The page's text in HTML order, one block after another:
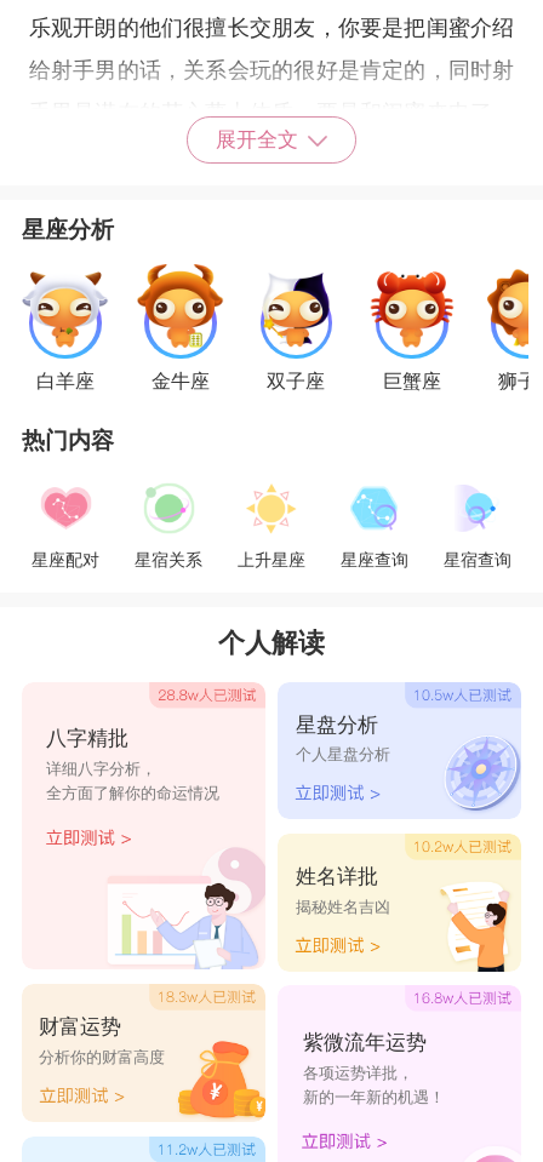
乐观开朗的他们很擅长交朋友，你要是把闺蜜介绍
给射手男的话，关系会玩的很好是肯定的，同时射
手男是潜在的花心萝卜体质，要是和闺蜜来电了，
劈腿都毫无罪恶感，很大可能直接踢了你让你闺蜜
星座乐原创文章，转载需注明出处
展开全文
星座分析
白羊座 金牛座 双子座 巨蟹座 狮子
热门内容
星座配对 星宿关系 上升星座 星座查询 星宿查询
个人解读
八字精批
详细八字分析，
全方面了解你的命运情况
财富运势
分析你的财富高度
星盘分析
个人星盘分析
姓名详批
揭秘姓名吉凶
紫微流年运势
各项运势详批，
新的一年新的机遇！